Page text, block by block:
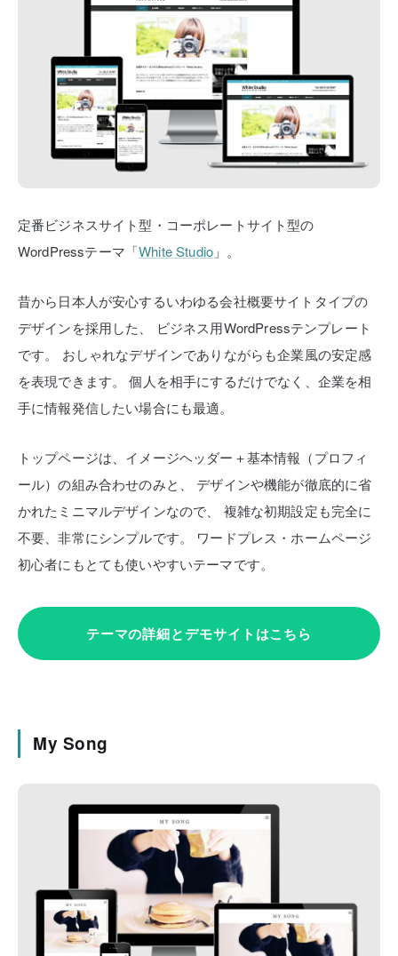
定番ビジネスサイト型・コーポレートサイト型の
WordPressテーマ「White Studio 」。
昔から日本人が安心するいわゆる会社概要サイトタイプの
デザインを採用した、
ビジネス用WordPressテンプレート
です。
おしゃれなデザインでありながらも企業風の安定感
を表現できます。
個人を相手にするだけでなく、企業を相
手に情報発信したい場合にも最適。
トップページは、イメージヘッダー＋基本情報（プロフィ
ール）の組み合わせのみと、
デザインや機能が徹底的に省
かれたミニマルデザインなので、
複雑な初期設定も完全に
不要、非常にシンプルです。
ワードプレス・ホームページ
初心者にもとても使いやすいテーマです。
テーマの詳細とデモサイトはこちら
My Song